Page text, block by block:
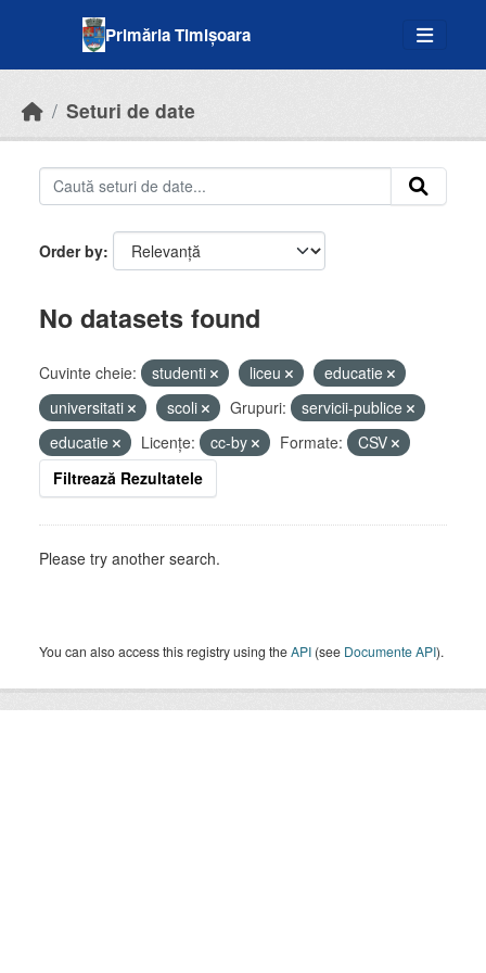
Primăria Timișoara
Seturi de date
Order by
No datasets found
Cuvinte cheie: studenti liceu
educatie
universitati
scoli Grupuri:
servicii-publice
educatie
Licenţe: cc-by Formate:
CSV
Filtrează Rezultatele
Please try another search.
You can also access this registry using theAPI (see Documente API).